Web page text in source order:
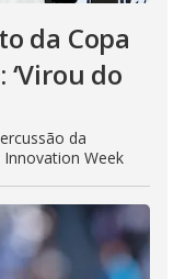
da Copa
do
da
Week